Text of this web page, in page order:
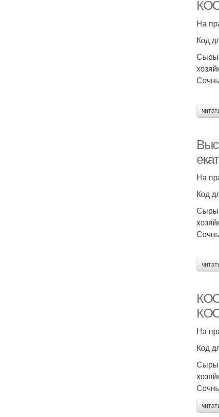
На
Код
Сыры,
На
Код
Сыры,
На
Код
Сыры,